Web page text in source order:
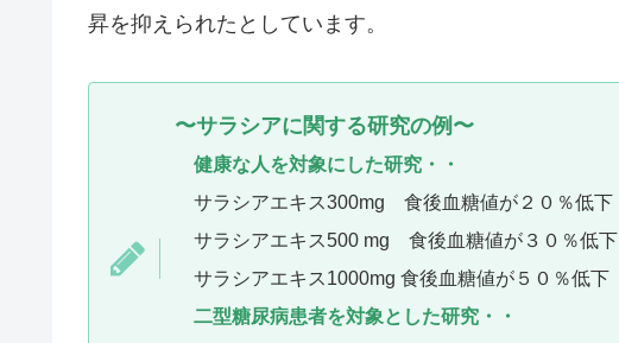
昇を抑えられたとしています。
〜サラシアに関する研究の例〜
健康な人を対象にした研究・・
サラシアエキス300mg 食後血糖値が２０％低下
サラシアエキス500 mg 食後血糖値が３０％低下
サラシアエキス1000mg 食後血糖値が５０％低下
二型糖尿病患者を対象とした研究・・